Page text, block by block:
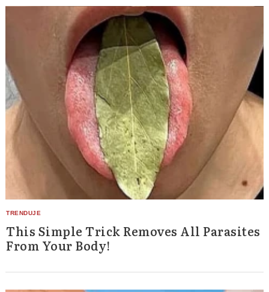
This Simple Trick Removes All Parasites
From Your Body!